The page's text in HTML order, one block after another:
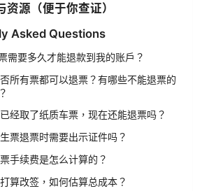
资源（便于你查证）
Asked Questions
需要多久才能退款到我的账户？
所有票都可以退票？有哪些不能退票的
经取了纸质车票，现在还能退票吗？
票退票时需要出示证件吗？
手续费是怎么计算的？
算改签，如何估算总成本？